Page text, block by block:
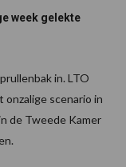
week gelekte
in. LTO
onzalige scenario in
de Tweede Kamer